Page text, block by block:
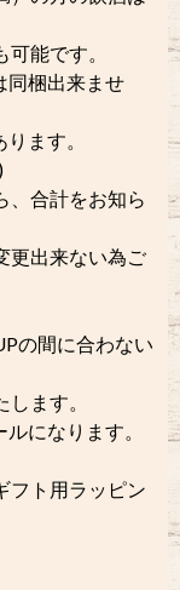
能です。
同梱出来ませ
ます。
、合計をお知ら
更出来ない為ご
の間に合わない
ます。
になります。
フト用ラッピン